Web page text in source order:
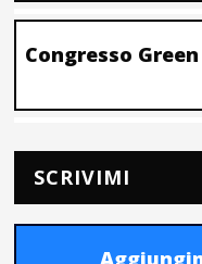
Congresso
SCRIVIMI